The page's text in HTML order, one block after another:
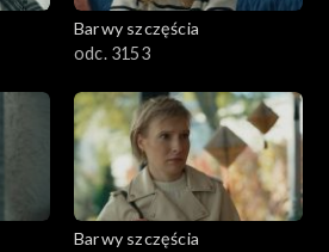
Barwy szczęścia
odc. 3153
Barwy szczęścia